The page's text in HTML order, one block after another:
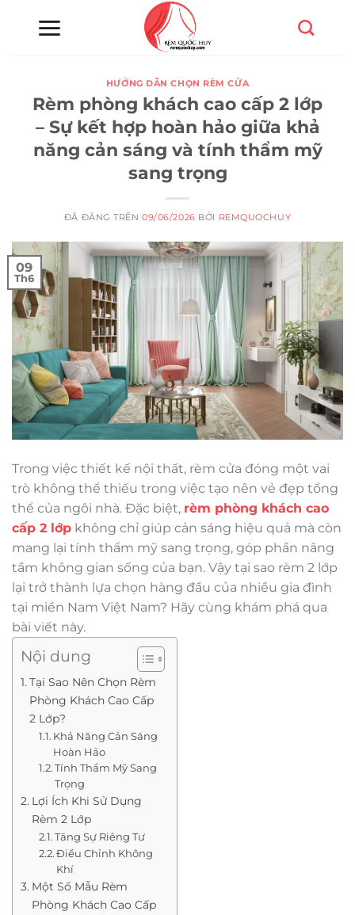
HƯỚNG DẪN CHỌN RÈM CỬA
Rèm phòng khách cao cấp 2 lớp
– Sự kết hợp hoàn hảo giữa khả
năng cản sáng và tính thẩm mỹ
sang trọng
ĐÃ ĐĂNG TRÊN09/06/2026 BỞI REMQUOCHUY
09
Th6
Trong việc thiết kế nội thất, rèm cửa đóng một vai
trò không thể thiếu trong việc tạo nên vẻ đẹp tổng
thể của ngôi nhà. Đặc biệt, rèm phòng khách cao
cấp 2 lớp không chỉ giúp cản sáng hiệu quả mà còn
mang lại tính thẩm mỹ sang trọng, góp phần nâng
tầm không gian sống của bạn. Vậy tại sao rèm 2 lớp
lại trở thành lựa chọn hàng đầu của nhiều gia đình
tại miền Nam Việt Nam? Hãy cùng khám phá qua
bài viết này.
Nội dung
Tại Sao Nên Chọn Rèm
Phòng Khách Cao Cấp
2 Lớp?
Khả Năng Cản Sáng
Hoàn Hảo
Tính Thẩm Mỹ Sang
Trọng
Lợi Ích Khi Sử Dụng
Rèm 2 Lớp
Tăng Sự Riêng Tư
Điều Chỉnh Không
Khí
Một Số Mẫu Rèm
Phòng Khách Cao Cấp